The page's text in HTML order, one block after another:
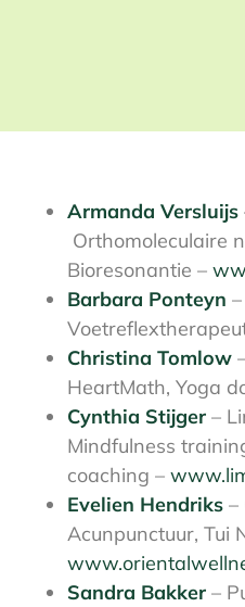
Armanda Versluijs
Orthomoleculaire
Bioresonantie –
Barbara Ponteyn
Christina Tomlow
HeartMath, Yoga
Cynthia Stijger –
Mindfulness
coaching –
Evelien Hendriks –
Acunpunctuur, Tui
Sandra Bakker –